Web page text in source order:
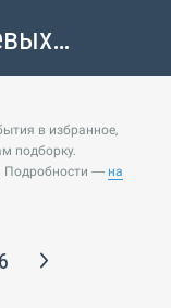
в избранное,
подборку.
Подробности — на